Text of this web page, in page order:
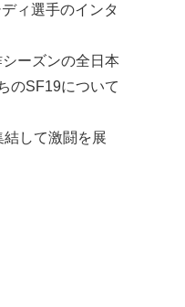
ィ選手のインタ
ーズンの全日本
のSF19について
して激闘を展